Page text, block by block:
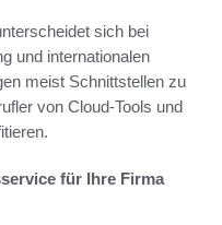
sich bei
und internationalen
meist Schnittstellen zu
von Cloud-Tools und
für Ihre Firma